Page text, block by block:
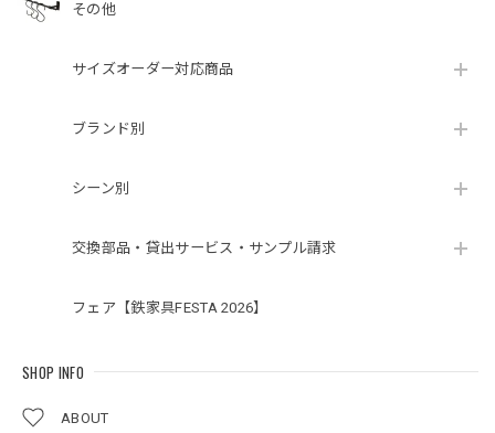
その他
サイズオーダー対応商品
ブランド別
シーン別
交換部品・貸出サービス・サンプル請求
フェア【鉄家具FESTA 2026】
SHOP INFO
ABOUT